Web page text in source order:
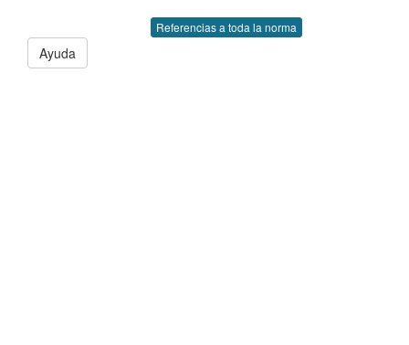
Referencias a toda la norma
Ayuda